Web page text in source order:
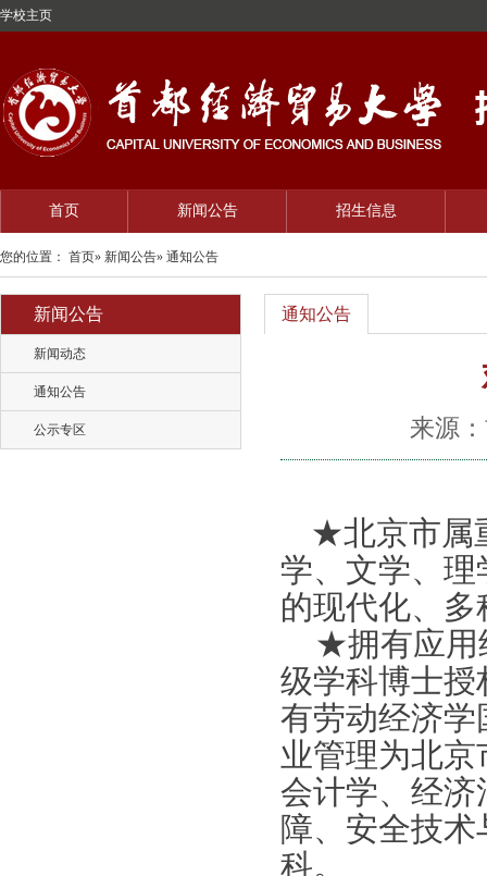
学校主页
首页 新闻公告 招生信息
您的位置： 首页» 新闻公告» 通知公告
新闻公告
新闻动态
通知公告
公示专区
通知公告
来源
★北京市属
学、文学、
的现代化、
★拥有应用
级学科博士
有劳动经济
业管理为北
会计学、经
障、安全技
科。